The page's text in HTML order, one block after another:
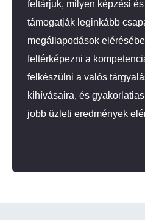
feltárjuk, milyen képzési
támogatják leginkább
megállapodások
feltérképezni a
felkészülni a valós
kihívásaira, és
jobb üzleti eredmények